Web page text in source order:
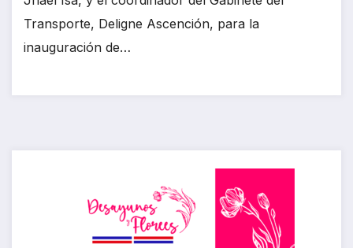
Transporte, Deligne Ascención, para la
inauguración de…